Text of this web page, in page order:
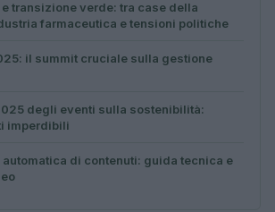
transizione verde: tra case della
farmaceutica e tensioni politiche
il summit cruciale sulla gestione
degli eventi sulla sostenibilità:
imperdibili
automatica di contenuti: guida tecnica e